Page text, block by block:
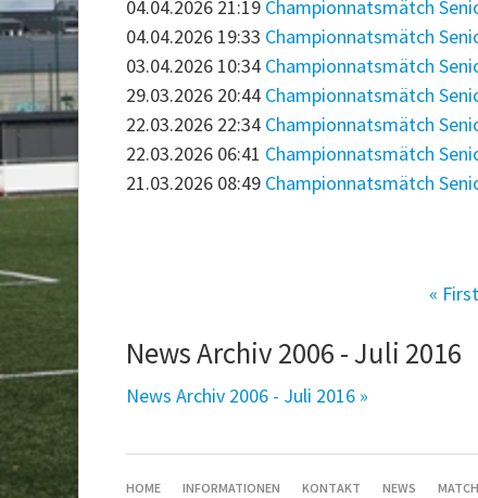
04.04.2026 21:19 Championnatsmätch
04.04.2026 19:33 Championnatsmätch
03.04.2026 10:34 Championnatsmätch
29.03.2026 20:44 Championnatsmätch
22.03.2026 22:34 Championnatsmätch
22.03.2026 06:41 Championnatsmätch
21.03.2026 08:49 Championnatsmätch
« First
News Archiv 2006 - Juli 2016
News Archiv 2006 - Juli 2016 »
SKIP
HOME INFORMATIONEN KONTAKT NEWS